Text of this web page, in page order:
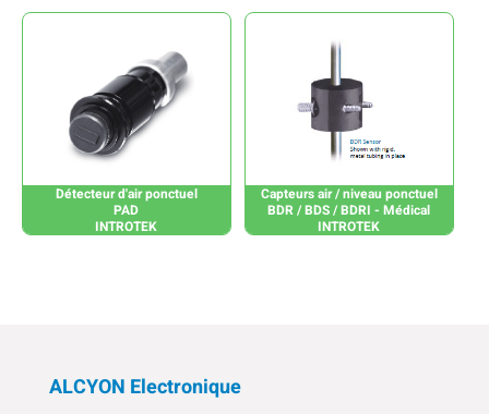
Détecteur d'air ponctuel
PAD
INTROTEK
Capteurs air / niveau ponctuel
BDR / BDS / BDRI - Médical
INTROTEK
ALCYON Electronique